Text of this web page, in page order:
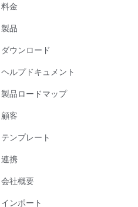
料金
製品
ダウンロード
ヘルプドキュメント
製品ロードマップ
顧客
テンプレート
連携
会社概要
インポート